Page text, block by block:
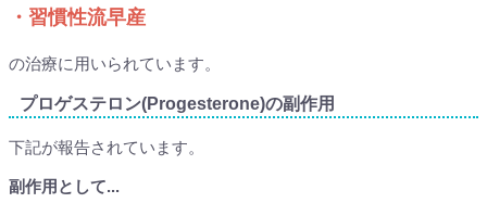
・習慣性流早産
の治療に用いられています。
プロゲステロン(Progesterone)の副作用
下記が報告されています。
副作用として...